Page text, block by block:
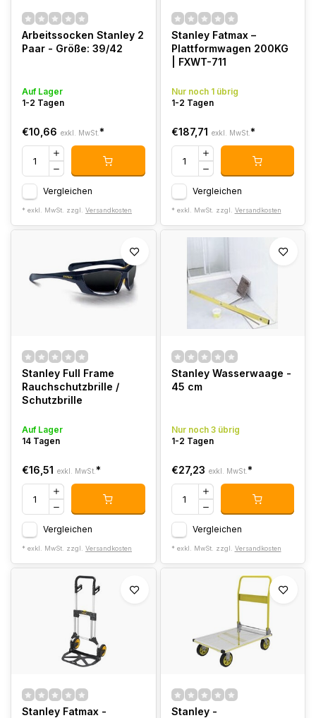
Arbeitssocken Stanley 2
Paar - Größe: 39/42
Auf Lager
1-2 Tagen
€10,66 exkl. MwSt. *
Vergleichen
* exkl. MwSt. zzgl. Versandkosten
Stanley Fatmax –
Plattformwagen 200KG
| FXWT-711
Nur noch 1 übrig
1-2 Tagen
€187,71 exkl. MwSt. *
Vergleichen
* exkl. MwSt. zzgl. Versandkosten
Stanley Full Frame
Rauchschutzbrille /
Schutzbrille
Auf Lager
14 Tagen
€16,51 exkl. MwSt. *
Vergleichen
* exkl. MwSt. zzgl. Versandkosten
Stanley Wasserwaage -
45 cm
Nur noch 3 übrig
1-2 Tagen
€27,23 exkl. MwSt. *
Vergleichen
* exkl. MwSt. zzgl. Versandkosten
Stanley Fatmax -
Stanley -